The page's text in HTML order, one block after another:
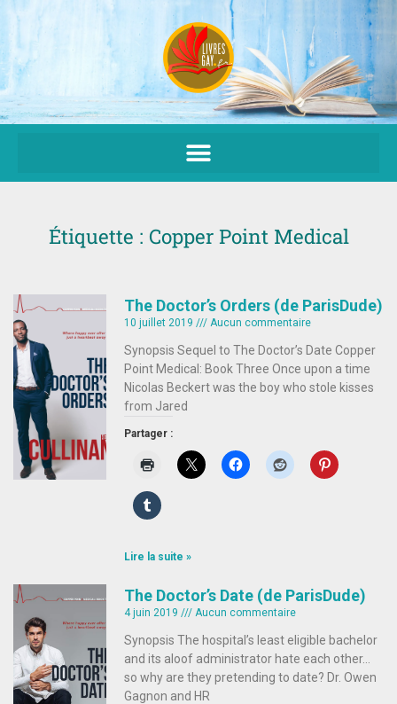
Aller
au
contenu
Étiquette : Copper Point Medical
The Doctor’s Orders (de ParisDude)
10 juillet 2019 Aucun commentaire
Synopsis Sequel to The Doctor’s Date Copper
Point Medical: Book Three Once upon a time
Nicolas Beckert was the boy who stole kisses
from Jared
Partager :
Lire la suite »
The Doctor’s Date (de ParisDude)
4 juin 2019 Aucun commentaire
Synopsis The hospital’s least eligible bachelor
and its aloof administrator hate each other…
so why are they pretending to date? Dr. Owen
Gagnon and HR